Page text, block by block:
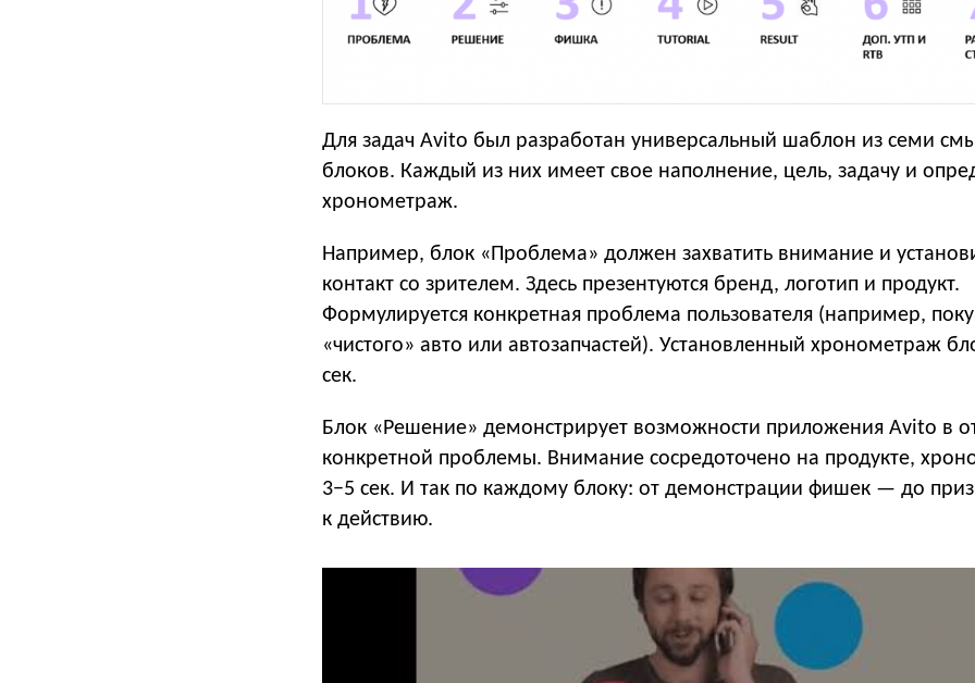
Для задач Avito был разработан универсальный шаблон из семи
блоков. Каждый из них имеет свое наполнение, цель, задачу и
хронометраж.
Например, блок «Проблема» должен захватить внимание и
контакт со зрителем. Здесь презентуются бренд, логотип и продукт.
Формулируется конкретная проблема пользователя (например,
«чистого» авто или автозапчастей). Установленный хронометраж
сек.
Блок «Решение» демонстрирует возможности приложения Avito в
конкретной проблемы. Внимание сосредоточено на продукте,
3−5 сек. И так по каждому блоку: от демонстрации фишек — до
к действию.